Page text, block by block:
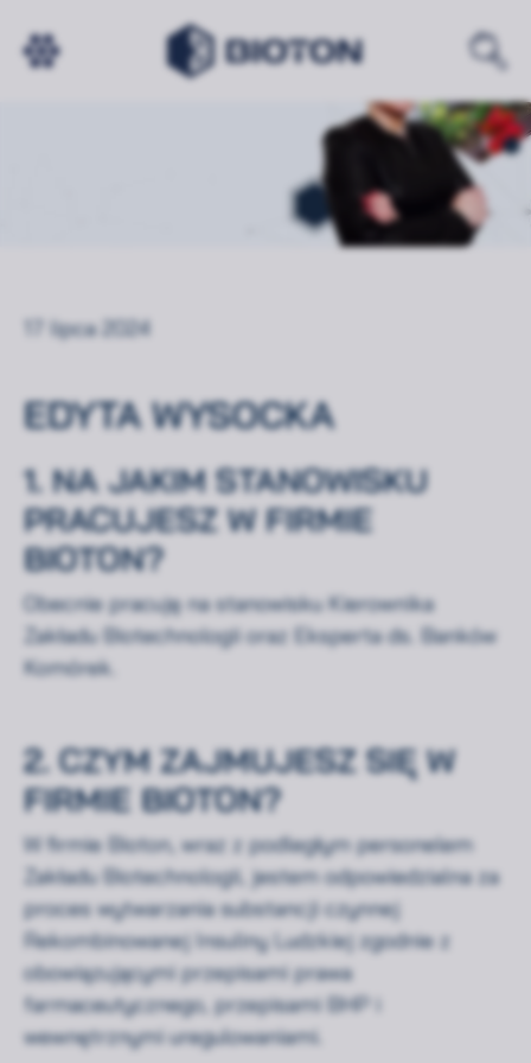
17 lipca 2024
EDYTA WYSOCKA
1. NA JAKIM STANOWISKU
PRACUJESZ W FIRMIE
BIOTON?
Obecnie pracuję na stanowisku Kierownika
Zakładu Biotechnologii oraz Eksperta ds. Banków
Komórek.
2. CZYM ZAJMUJESZ SIĘ W
FIRMIE BIOTON?
W firmie Bioton, wraz z podległym personelem
Zakładu Biotechnologii, jestem odpowiedzialna za
proces wytwarzania substancji czynnej
Rekombinowanej Insuliny Ludzkiej zgodnie z
obowiązującymi przepisami prawa
farmaceutycznego, przepisami BHP i
wewnętrznymi uregulowaniami.